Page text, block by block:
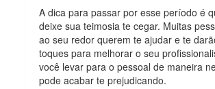
A dica para passar por esse período é
deixe sua teimosia te cegar. Muitas
ao seu redor querem te ajudar e te
toques para melhorar o seu
você levar para o pessoal de maneira
pode acabar te prejudicando.